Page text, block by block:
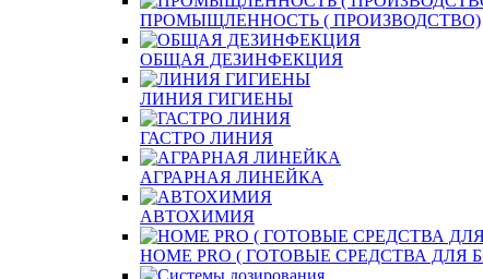
ПРОМЫЩЛЕННОСТЬ ( ПРОИЗВОДСТВО)
ОБЩАЯ ДЕЗИНФЕКЦИЯ
ЛИНИЯ ГИГИЕНЫ
ГАСТРО ЛИНИЯ
АГРАРНАЯ ЛИНЕЙКА
АВТОХИМИЯ
HOME PRO ( ГОТОВЫЕ СРЕДСТВА